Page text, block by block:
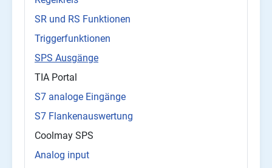
SR und RS Funktionen
Triggerfunktionen
SPS Ausgänge
TIA Portal
S7 analoge Eingänge
S7 Flankenauswertung
Coolmay SPS
Analog input